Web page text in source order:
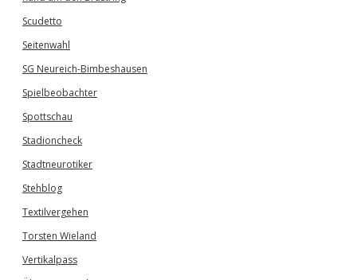
Scudetto
Seitenwahl
SG Neureich-Bimbeshausen
Spielbeobachter
Spottschau
Stadioncheck
Stadtneurotiker
Stehblog
Textilvergehen
Torsten Wieland
Vertikalpass